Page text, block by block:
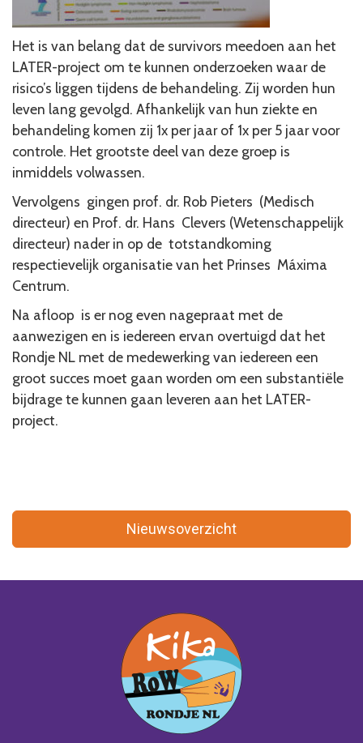
Het is van belang dat de survivors meedoen aan het
LATER-project om te kunnen onderzoeken waar de
risico’s liggen tijdens de behandeling. Zij worden hun
leven lang gevolgd. Afhankelijk van hun ziekte en
behandeling komen zij 1x per jaar of 1x per 5 jaar voor
controle. Het grootste deel van deze groep is
inmiddels volwassen.
Vervolgens gingen prof. dr. Rob Pieters (Medisch
directeur) en Prof. dr. Hans Clevers (Wetenschappelijk
directeur) nader in op de totstandkoming
respectievelijk organisatie van het Prinses Máxima
Centrum.
Na afloop is er nog even nagepraat met de
aanwezigen en is iedereen ervan overtuigd dat het
Rondje NL met de medewerking van iedereen een
groot succes moet gaan worden om een substantiële
bijdrage te kunnen gaan leveren aan het LATER-
project.
Nieuwsoverzicht